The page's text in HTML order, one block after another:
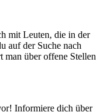
mit Leuten, die in der
auf der Suche nach
man über offene Stellen
Informiere dich über